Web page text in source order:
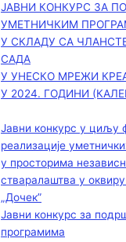
ЈАВНИ КОНКУРС ЗА
УМЕТНИЧКИМ
У СКЛАДУ СА
САДА
У УНЕСКО МРЕЖИ
У 2024. ГОДИНИ
Јавни конкурс у циљу
реализације
у просторима
стваралаштва у
„Дочек”
Јавни конкурс за
програмима